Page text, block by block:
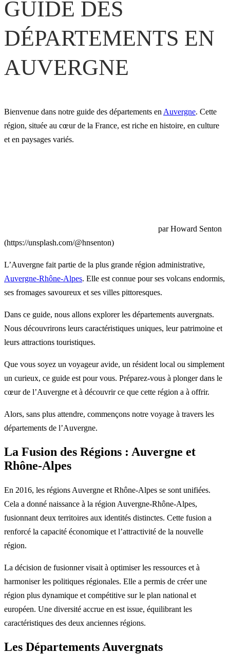
GUIDE DES
DÉPARTEMENTS EN
AUVERGNE
Bienvenue dans notre guide des départements en Auvergne. Cette
région, située au cœur de la France, est riche en histoire, en culture
et en paysages variés.
par Howard Senton
(https://unsplash.com/@hnsenton)
L’Auvergne fait partie de la plus grande région administrative,
Auvergne-Rhône-Alpes. Elle est connue pour ses volcans endormis,
ses fromages savoureux et ses villes pittoresques.
Dans ce guide, nous allons explorer les départements auvergnats.
Nous découvrirons leurs caractéristiques uniques, leur patrimoine et
leurs attractions touristiques.
Que vous soyez un voyageur avide, un résident local ou simplement
un curieux, ce guide est pour vous. Préparez-vous à plonger dans le
cœur de l’Auvergne et à découvrir ce que cette région a à offrir.
Alors, sans plus attendre, commençons notre voyage à travers les
départements de l’Auvergne.
La Fusion des Régions : Auvergne et
Rhône-Alpes
En 2016, les régions Auvergne et Rhône-Alpes se sont unifiées.
Cela a donné naissance à la région Auvergne-Rhône-Alpes,
fusionnant deux territoires aux identités distinctes. Cette fusion a
renforcé la capacité économique et l’attractivité de la nouvelle
région.
La décision de fusionner visait à optimiser les ressources et à
harmoniser les politiques régionales. Elle a permis de créer une
région plus dynamique et compétitive sur le plan national et
européen. Une diversité accrue en est issue, équilibrant les
caractéristiques des deux anciennes régions.
Les Départements Auvergnats